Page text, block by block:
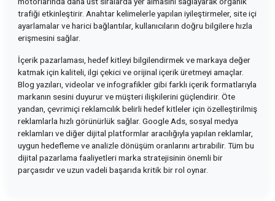
trafiği etkinleştirir. Anahtar kelimelerle yapılan iyileştirmeler, site içi
ayarlamalar ve harici bağlantılar, kullanıcıların doğru bilgilere hızla
erişmesini sağlar.
İçerik pazarlaması, hedef kitleyi bilgilendirmek ve markaya değer
katmak için kaliteli, ilgi çekici ve orijinal içerik üretmeyi amaçlar.
Blog yazıları, videolar ve infografikler gibi farklı içerik formatlarıyla
markanın sesini duyurur ve müşteri ilişkilerini güçlendirir. Öte
yandan, çevrimiçi reklamcılık belirli hedef kitleler için özelleştirilmiş
reklamlarla hızlı görünürlük sağlar. Google Ads, sosyal medya
reklamları ve diğer dijital platformlar aracılığıyla yapılan reklamlar,
uygun hedefleme ve analizle dönüşüm oranlarını artırabilir. Tüm bu
dijital pazarlama faaliyetleri marka stratejisinin önemli bir
parçasıdır ve uzun vadeli başarıda kritik bir rol oynar.